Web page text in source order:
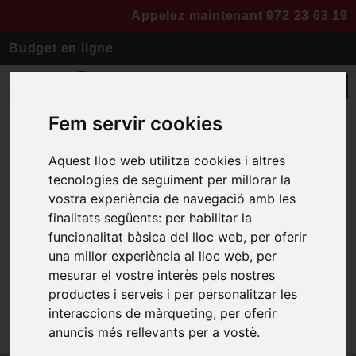
Fem servir cookies
Aquest lloc web utilitza cookies i altres
tecnologies de seguiment per millorar la
vostra experiència de navegació amb les
finalitats següents: per habilitar la
funcionalitat bàsica del lloc web, per oferir
una millor experiència al lloc web, per
mesurar el vostre interès pels nostres
productes i serveis i per personalitzar les
interaccions de màrqueting, per oferir
anuncis més rellevants per a vostè.
Appelez maintenant 972 23 63 19
Budget en ligne
Maison
Rénovation de cuisine et salle de
bain